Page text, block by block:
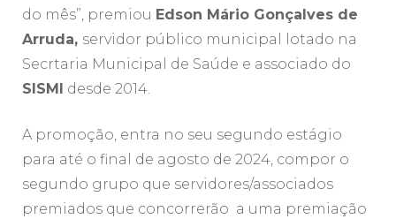
do mês”, premiou Edson Mário Gonçalves de
Arruda, servidor público municipal lotado na
Secrtaria Municipal de Saúde e associado do
SISMI
desde 2014.
A promoção, entra no seu segundo estágio
para até o final de agosto de 2024, compor o
segundo grupo que servidores/associados
premiados que concorrerão a uma premiação